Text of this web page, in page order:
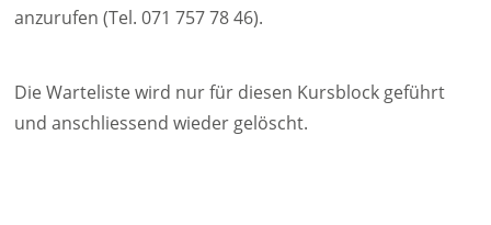
anzurufen (Tel. 071 757 78 46).
Die Warteliste wird nur für diesen Kursblock geführt
und anschliessend wieder gelöscht.